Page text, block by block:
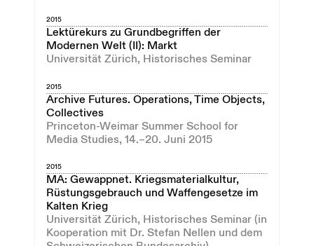
2015
Lektürekurs zu Grundbegriffen der
Modernen Welt (II): Markt
Universität Zürich, Historisches Seminar
2015
Archive Futures. Operations, Time Objects,
Collectives
Princeton-Weimar Summer School for
Media Studies, 14.–20. Juni 2015
2015
MA: Gewappnet. Kriegsmaterialkultur,
Rüstungsgebrauch und Waffengesetze im
Kalten Krieg
Universität Zürich, Historisches Seminar (in
Kooperation mit Dr. Stefan Nellen und dem